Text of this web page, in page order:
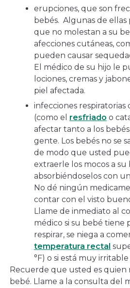
erupciones, que son
bebés. Algunas de
que no molestan a su
afecciones cutáneas,
pueden causar
El médico de su hijo le
lociones, cremas y
piel afectada.
infecciones respiratorias
(como el resfriado o
afectar tanto a los
gente. Los bebés no se
de modo que usted
extraerle los mocos a su
absorbiéndoselos con
No dé ningún
contar con el visto
Llame de inmediato al
médico si su bebé tiene
respirar, se niega a
temperatura rectal
°F) o si está muy
Recuerde que usted es quien
bebé. Llame a la consulta del